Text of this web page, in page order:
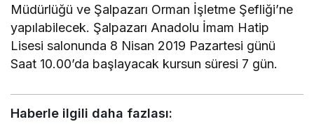
Müdürlüğü ve Şalpazarı Orman İşletme Şefliği’ne
yapılabilecek. Şalpazarı Anadolu İmam Hatip
Lisesi salonunda 8 Nisan 2019 Pazartesi günü
Saat 10.00’da başlayacak kursun süresi 7 gün.
Haberle ilgili daha fazlası: